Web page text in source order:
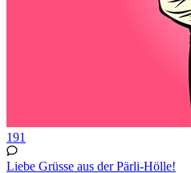
191
Liebe Grüsse aus der Pärli-Hölle!